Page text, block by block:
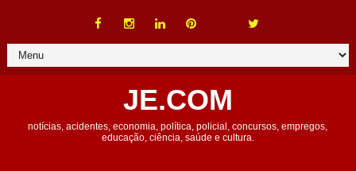
JE.COM
notícias, acidentes, economia, política, policial, concursos, empregos,
educação, ciência, saúde e cultura.